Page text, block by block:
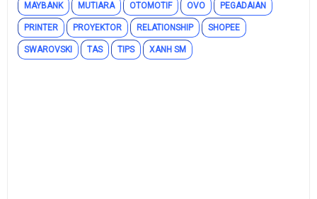
MAYBANK MUTIARA OTOMOTIF OVO PEGADAIAN
PRINTER PROYEKTOR RELATIONSHIP SHOPEE
SWAROVSKI TAS TIPS XANH SM